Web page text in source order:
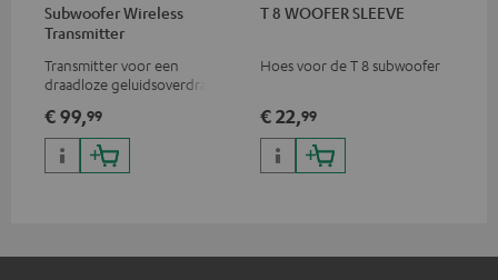
Subwoofer Wireless
Transmitter
Transmitter voor een
draadloze geluidsoverdracht
€ 99,99
T 8 WOOFER SLEEVE
Hoes voor de T 8 subwoofer
€ 22,99